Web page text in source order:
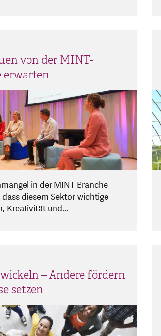
von der MINT-
erwarten
in der MINT-Branche
diesem Sektor wichtige
Kreativität und...
– Andere fördern
setzen